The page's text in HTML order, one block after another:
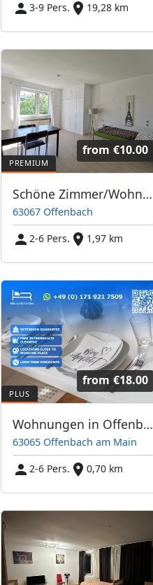
3-9 Pers.
19,28 km
from €10.00
Schöne Zimmer/Wohnung in Offenbach - Direkt bei Frankfurt/Main
63067 Offenbach
2-6 Pers.
1,97 km
from €18.00
Wohnungen in Offenbach, Frankfurt, Hanau und Umgebung
63065 Offenbach am Main
2-6 Pers.
0,70 km